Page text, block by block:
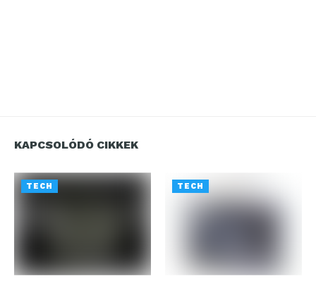
KAPCSOLÓDÓ CIKKEK
TECH TECH